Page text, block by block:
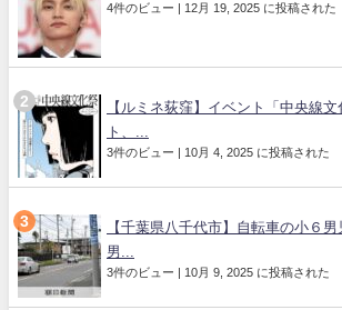
4件のビュー | 12月 19, 2025 に投稿された
【ルミネ荻窪】イベント「中央線
ト、...
3件のビュー | 10月 4, 2025 に投稿された
【千葉県八千代市】自転車の小６
男...
3件のビュー | 10月 9, 2025 に投稿された